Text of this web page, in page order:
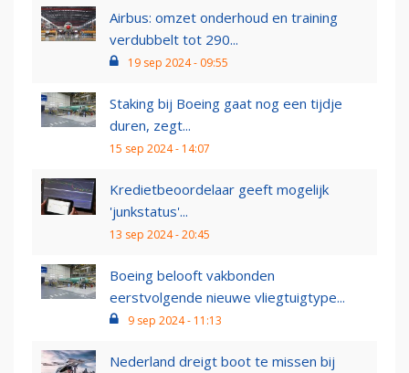
Airbus: omzet onderhoud en training
verdubbelt tot 290...
19 sep 2024 - 09:55
Staking bij Boeing gaat nog een tijdje
duren, zegt...
15 sep 2024 - 14:07
Kredietbeoordelaar geeft mogelijk
'junkstatus'...
13 sep 2024 - 20:45
Boeing belooft vakbonden
eerstvolgende nieuwe vliegtuigtype...
9 sep 2024 - 11:13
Nederland dreigt boot te missen bij